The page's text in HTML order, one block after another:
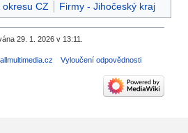
CZ Firmy - Jihočeský kraj
29. 1. 2026 v 13:11.
Vyloučení odpovědnosti